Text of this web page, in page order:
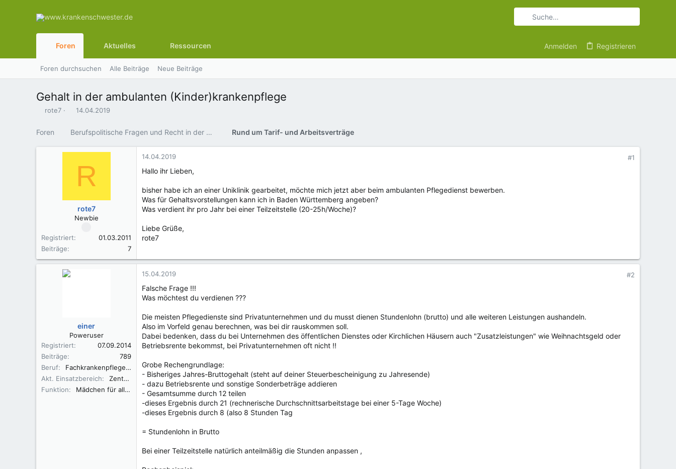
Foren Aktuelles Ressourcen Anmelden Registrieren
Foren durchsuchen Alle Beiträge Neue Beiträge
Gehalt in der ambulanten (Kinder)krankenpflege
E
t
e
rote7
E
t
e
14.04.2019
Foren Berufspolitische Fragen und Recht in der Pflege Rund um Tarif- und Arbeitsverträge
R
rote7
Newbie
Registriert
01.03.2011
Beiträge
7
14.04.2019 #1
Hallo ihr Lieben,
bisher habe ich an einer Uniklinik gearbeitet, möchte mich jetzt aber beim ambulanten Pflegedienst bewerben.
Was für Gehaltsvorstellungen kann ich in Baden Württemberg angeben?
Was verdient ihr pro Jahr bei einer Teilzeitstelle (20-25h/Woche)?
Liebe Grüße,
rote7
einer
Poweruser
Registriert
07.09.2014
Beiträge
789
Beruf
Fachkrankenpfleger OP
Akt. Einsatzbereich
Zentral-OP mit 7 Abteilungen
Funktion
Mädchen für alles
15.04.2019 #2
Falsche Frage !!!
Was möchtest du verdienen ???
Die meisten Pflegedienste sind Privatunternehmen und du musst dienen Stundenlohn (brutto) und alle weiteren Leistungen aushandeln.
Also im Vorfeld genau berechnen, was bei dir rauskommen soll.
Dabei bedenken, dass du bei Unternehmen des öffentlichen Dienstes oder Kirchlichen Häusern auch "Zusatzleistungen" wie Weihnachtsgeld oder
Betriebsrente bekommst, bei Privatunternehmen oft nicht !!
Grobe Rechengrundlage:
- Bisheriges Jahres-Bruttogehalt (steht auf deiner Steuerbescheinigung zu Jahresende)
- dazu Betriebsrente und sonstige Sonderbeträge addieren
- Gesamtsumme durch 12 teilen
-dieses Ergebnis durch 21 (rechnerische Durchschnittsarbeitstage bei einer 5-Tage Woche)
-dieses Ergebnis durch 8 (also 8 Stunden Tag
= Stundenlohn in Brutto
Bei einer Teilzeitstelle natürlich anteilmäßig die Stunden anpassen ,